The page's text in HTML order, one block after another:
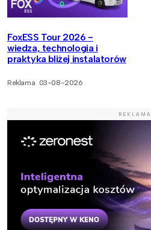
FoxESS Tour 2026 -
wiedza, technologia i
praktyka bliżej instalatorów
Reklama 03-08-2026
REKLAMA